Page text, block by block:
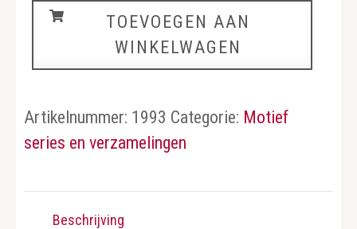
Schepen
TOEVOEGEN AAN
WINKELWAGEN
Artikelnummer: 1993 Categorie: Motief
series en verzamelingen
Beschrijving